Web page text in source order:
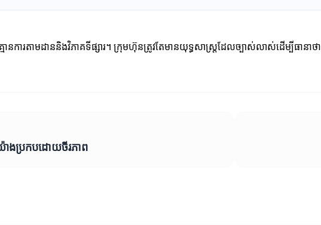
នការតាមដាននិងវិភាគទីផ្សារ។ ក្រុមហ៊ុនត្រូវតែមានយុទ្ធសាស្ត្រដែលច្បាស់លាស់ដើម្បីធាន
ាងប្រកបដោយចីរភាព